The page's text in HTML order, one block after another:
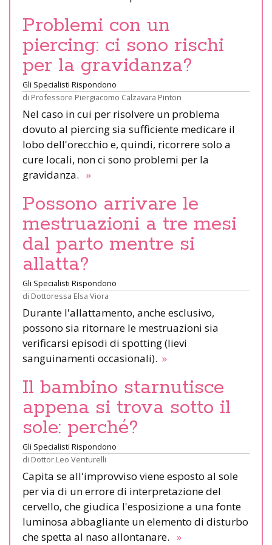
Problemi con un
piercing: ci sono rischi
per la gravidanza?
Gli Specialisti Rispondono
di Professore Piergiacomo Calzavara Pinton
Nel caso in cui per risolvere un problema
dovuto al piercing sia sufficiente medicare il
lobo dell'orecchio e, quindi, ricorrere solo a
cure locali, non ci sono problemi per la
gravidanza. »
Possono arrivare le
mestruazioni a tre mesi
dal parto mentre si
allatta?
Gli Specialisti Rispondono
di Dottoressa Elsa Viora
Durante l'allattamento, anche esclusivo,
possono sia ritornare le mestruazioni sia
verificarsi episodi di spotting (lievi
sanguinamenti occasionali). »
Il bambino starnutisce
appena si trova sotto il
sole: perché?
Gli Specialisti Rispondono
di Dottor Leo Venturelli
Capita se all'improvviso viene esposto al sole
per via di un errore di interpretazione del
cervello, che giudica l'esposizione a una fonte
luminosa abbagliante un elemento di disturbo
che spetta al naso allontanare. »